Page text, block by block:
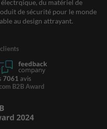
du matériel de
de sécurité pour le monde
au design attrayant.
7061 avis
B2B Award